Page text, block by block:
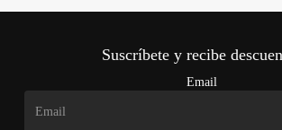
Suscríbete y recibe
Email